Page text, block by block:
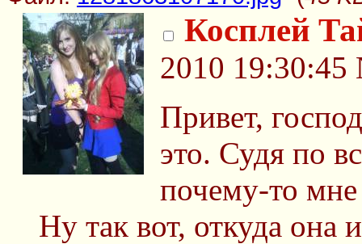
Косплей
2010 19:30:45
Привет,
это. Судя по
почему-то мне
Ну так вот, откуда она